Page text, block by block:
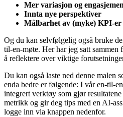
Mer variasjon og
Innta nye perspektiver
Målbarhet av (myke) KPI-
Og du kan selvfølgelig også bruke
til-en-møte. Her har jeg satt sammen
å reflektere over viktige
Du kan også laste ned denne malen
enda bedre er følgende: I vår en-til-
integrert verktøy som gjør
metrikk og gir deg tips med en AI-
logge inn via knappen nedenfor.